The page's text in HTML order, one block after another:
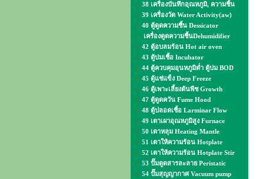
38 เครื่องบันทึกอุณหภูมิ, ความชื้น
39 เครื่องวัด Water Activity(aw)
40 ตู้ดูดความชื้น Dessicator
เครื่องดูดความชื้นDehumidifier
42 ตู้อบลมร้อน Hot air oven
43 ตู้บ่มเชื้อ Incubator
44 ตู้ควบคุมอุนหภูมิต่ำ ตู้บ่ม BOD
45 ตู้แช่แข็ง Deep Freeze
46 ตู้เพาะเลี้ยงต้นพืช Growth
47 ตู้ดูดควัน Fume Hood
48 ตู้ปลอดเชื้อ Larminar Flow
49 เตาเผาอุณหภูมิสูง Furnace
50 เตาหลุม Heating Mantle
51 เตาให้ความร้อน Hotplate
52 เตาให้ความร้อน Hotplate Stir
53 ปั๊มดูดสารละลาย Peristatic
54 ปั๊มสุญญากาศ Vacuum pump